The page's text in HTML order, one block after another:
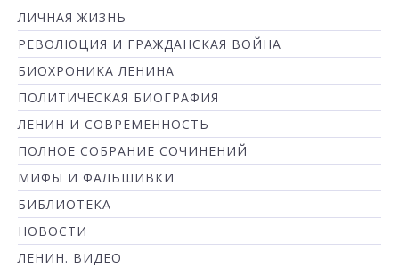
ЛИЧНАЯ ЖИЗНЬ
РЕВОЛЮЦИЯ И ГРАЖДАНСКАЯ ВОЙНА
БИОХРОНИКА ЛЕНИНА
ПОЛИТИЧЕСКАЯ БИОГРАФИЯ
ЛЕНИН И СОВРЕМЕННОСТЬ
ПОЛНОЕ СОБРАНИЕ СОЧИНЕНИЙ
МИФЫ И ФАЛЬШИВКИ
БИБЛИОТЕКА
НОВОСТИ
ЛЕНИН. ВИДЕО